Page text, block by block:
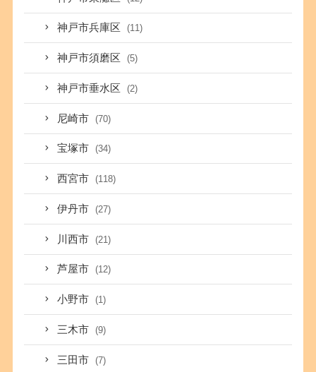
神戸市兵庫区 (11)
神戸市須磨区 (5)
神戸市垂水区 (2)
尼崎市 (70)
宝塚市 (34)
西宮市 (118)
伊丹市 (27)
川西市 (21)
芦屋市 (12)
小野市 (1)
三木市 (9)
三田市 (7)